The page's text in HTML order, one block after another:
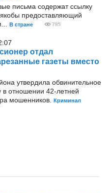
письма содержат ссылку
предоставляющий
В стране 785
отдал
газеты вместо
утвердила обвинительное
в отношении 42-летней
мошенников.
Криминал